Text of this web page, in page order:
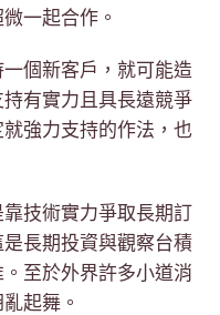
一起合作。
個新客戶，就可能造
有實力且具長遠競爭
強力支持的作法，也
技術實力爭取長期訂
長期投資與觀察台積
至於外界許多小道消
起舞。